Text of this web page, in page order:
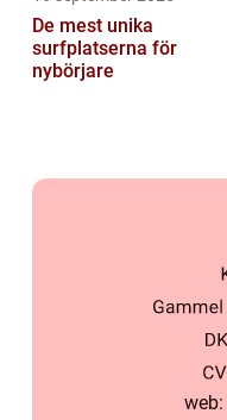
De mest unika
surfplatserna för
nybörjare
web: